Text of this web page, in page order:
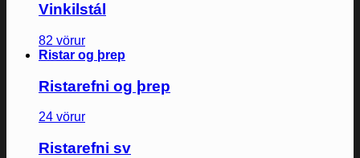
Vinkilstál
82 vörur
Ristar og þrep
Ristarefni og þrep
24 vörur
Ristarefni sv